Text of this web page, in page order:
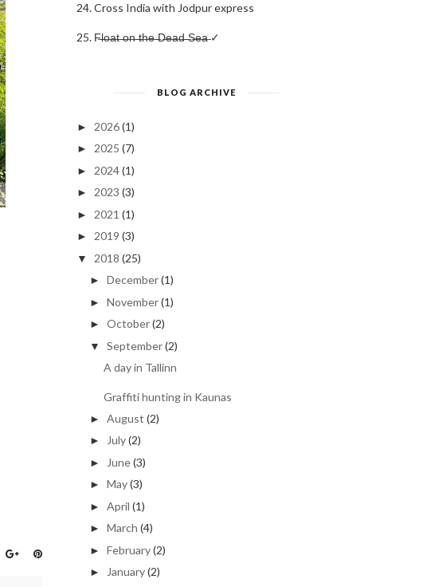
24. Cross India with Jodpur express
25. F̶l̶o̶a̶t̶ ̶o̶n̶ ̶t̶h̶e̶ ̶D̶e̶a̶d̶ ̶S̶e̶a̶ ✓
BLOG ARCHIVE
► 2026 (1)
► 2025 (7)
► 2024 (1)
► 2023 (3)
► 2021 (1)
► 2019 (3)
▼ 2018 (25)
►December(1)
►November(1)
►October(2)
▼ September(2)
A day in Tallinn
Graffiti hunting in Kaunas
►August (2)
► July(2)
► June(3)
►May(3)
►April (1)
►March (4)
►February(2)
► January(2)